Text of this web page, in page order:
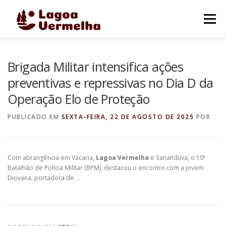
Menu
FALE CONOSCO
Brigada Militar intensifica ações
preventivas e repressivas no Dia D da
Operação Elo de Proteção
PUBLICADO EM SEXTA-FEIRA, 22 DE AGOSTO DE 2025 POR
Com abrangência em Vacaria, Lagoa Vermelha e Sananduva, o 10º
Batalhão de Polícia Militar (BPM), destacou o encontro com a jovem
Diovana, portadora de …